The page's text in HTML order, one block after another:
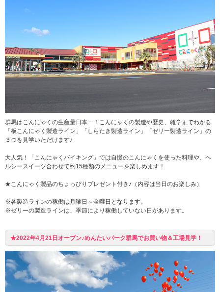
群馬はこんにゃくの生産量日本一！こんにゃくの製造や歴史、雑学までわかる
「板こんにゃく製造ライン」「しらたき製造ライン」「ゼリー製造ライン」の
３つを見学いただけます♪
大人気！「こんにゃくバイキング」では自慢のこんにゃくを使った料理や、ヘ
ルシースイーツ合わせて約15種類のメニューを楽しめます！
★こんにゃく製品のちょっぴりプレゼント付き♪（内容は当日のお楽しみ）
※各製造ラインの稼働は月曜日～金曜日となります。
※ゼリーの製造ラインは、季節により稼働していない日があります。
★2022年4月21日オープン♪めんたいパーク群馬でお買い物＆工場見学！